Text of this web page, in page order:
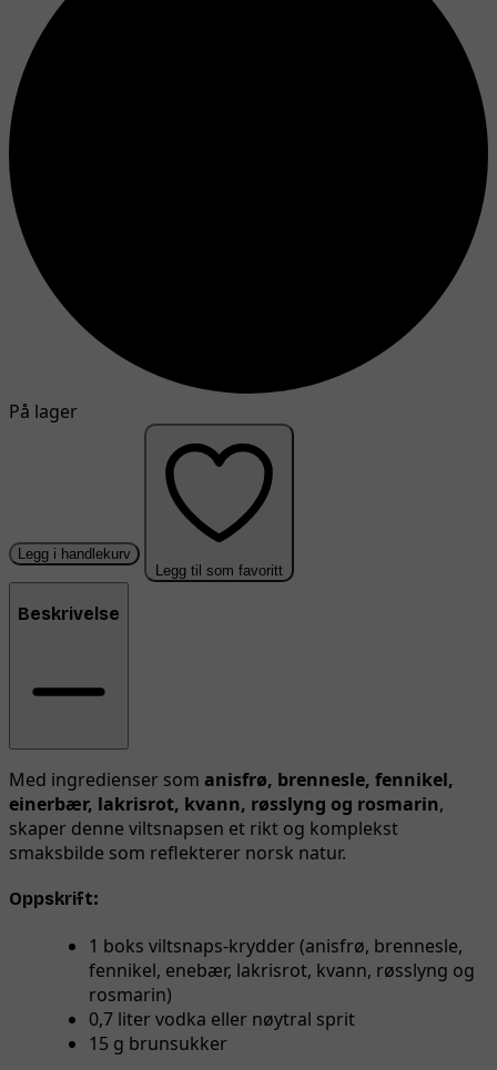
På lager
Legg i handlekurv
Legg til som favoritt
Beskrivelse
Med ingredienser som anisfrø, brennesle, fennikel,
einerbær, lakrisrot, kvann, røsslyng og rosmarin,
skaper denne viltsnapsen et rikt og komplekst
smaksbilde som reflekterer norsk natur.
Oppskrift:
1 boks viltsnaps-krydder (anisfrø, brennesle,
fennikel, enebær, lakrisrot, kvann, røsslyng og
rosmarin)
0,7 liter vodka eller nøytral sprit
15 g brunsukker